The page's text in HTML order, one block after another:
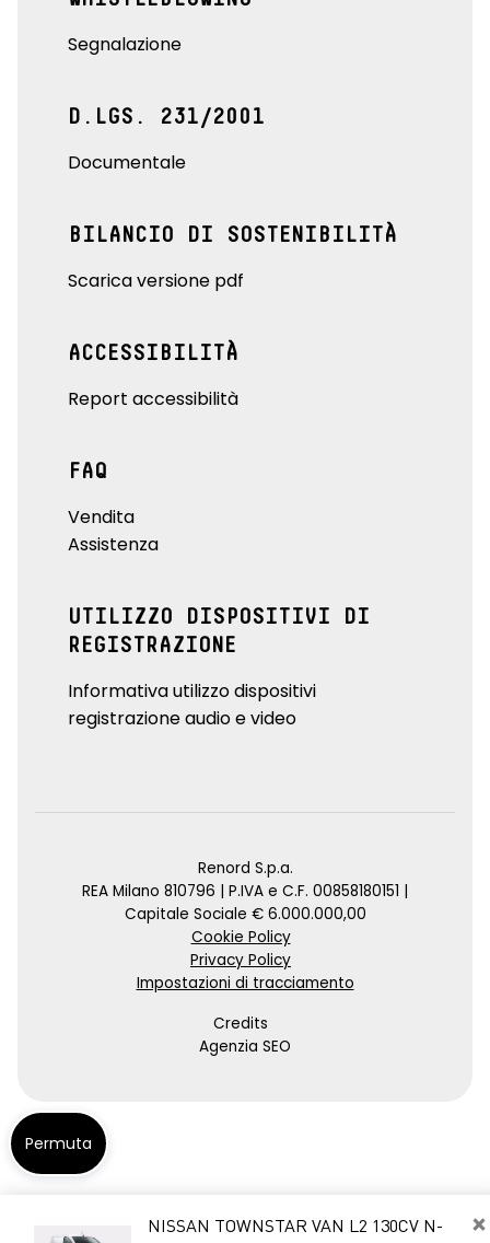
×
NISSAN TOWNSTAR VAN L2 130CV N-
Segnalazione
D.LGS. 231/2001
Documentale
BILANCIO DI SOSTENIBILITÀ
Scarica versione pdf
ACCESSIBILITÀ
Report accessibilità
FAQ
Vendita
Assistenza
UTILIZZO DISPOSITIVI DI
REGISTRAZIONE
Informativa utilizzo dispositivi
registrazione audio e video
Renord S.p.a.
REA Milano 810796 | P.IVA e C.F. 00858180151 |
Capitale Sociale € 6.000.000,00
Cookie Policy
Privacy Policy
Impostazioni di tracciamento
Credits
Agenzia SEO
Permuta